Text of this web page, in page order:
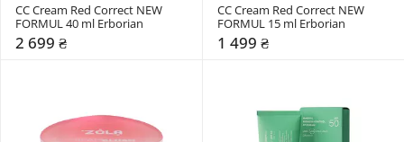
CC Cream Red Correct NEW
FORMUL 40 ml Erborian
2 699 ₴
CC Cream Red Correct NEW
FORMUL 15 ml Erborian
1 499 ₴